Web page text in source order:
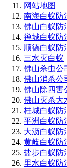
网站地图
南海白蚁防
佛山白蚁防
禅城白蚁防
顺德白蚁防
三水灭白蚁
佛山杀虫公
佛山消杀公
佛山除四害
佛山灭杀大
桂城白蚁防
平洲白蚁防
大沥白蚁防
黄岐白蚁防
盐步白蚁防
里水白蚁防